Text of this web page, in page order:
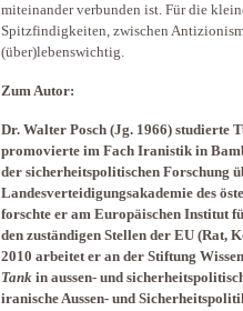
miteinander verbunden ist. Für die
Spitzfindigkeiten, zwischen
(über)lebenswichtig.
Zum Autor:
Dr. Walter Posch (Jg. 1966) studierte
promovierte im Fach Iranistik in
der sicherheitspolitischen Forschung
Landesverteidigungsakademie des
forschte er am Europäischen Institut
den zuständigen Stellen der EU (Rat,
2010 arbeitet er an der Stiftung
Tank in aussen- und
iranische Aussen- und